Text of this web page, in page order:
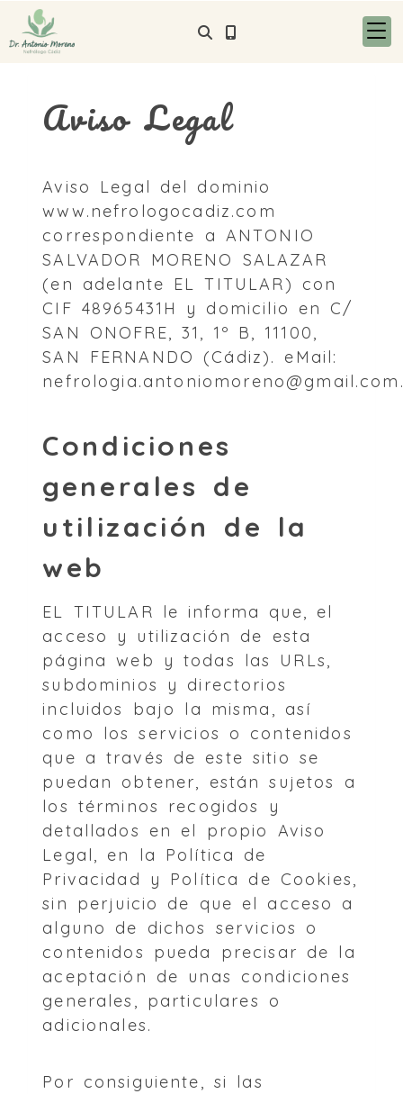
Aviso Legal
Aviso Legal del dominio
www.nefrologocadiz.com
correspondiente a ANTONIO
SALVADOR MORENO SALAZAR
(en adelante EL TITULAR) con
CIF 48965431H y domicilio en C/
SAN ONOFRE, 31, 1º B, 11100,
SAN FERNANDO
(Cádiz). eMail:
nefrologia.antoniomoreno@gmail.com
Condiciones
generales de
utilización de la
web
EL TITULAR le informa que, el
acceso y utilización de esta
página web y todas las URLs,
subdominios y directorios
incluidos bajo la misma, así
como los servicios o contenidos
que a través de este sitio se
puedan obtener, están sujetos a
los términos recogidos y
detallados en el propio Aviso
Legal, en la Política de
Privacidad y Política de Cookies,
sin perjuicio de que el acceso a
alguno de dichos servicios o
contenidos pueda precisar de la
aceptación de unas condiciones
generales, particulares o
adicionales.
Por consiguiente, si las